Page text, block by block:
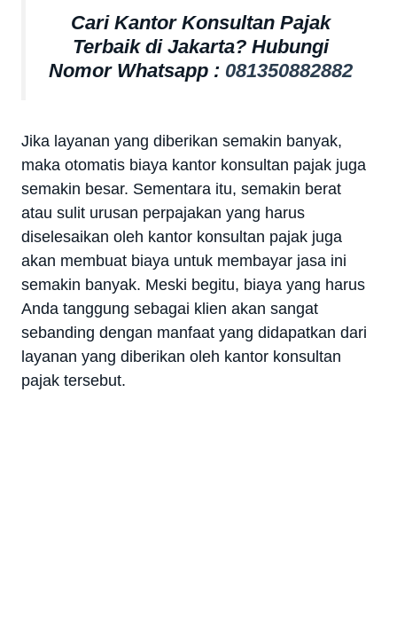
Cari Kantor Konsultan Pajak
Terbaik di Jakarta? Hubungi
Nomor Whatsapp : 081350882882
Jika layanan yang diberikan semakin banyak,
maka otomatis biaya kantor konsultan pajak juga
semakin besar. Sementara itu, semakin berat
atau sulit urusan perpajakan yang harus
diselesaikan oleh kantor konsultan pajak juga
akan membuat biaya untuk membayar jasa ini
semakin banyak. Meski begitu, biaya yang harus
Anda tanggung sebagai klien akan sangat
sebanding dengan manfaat yang didapatkan dari
layanan yang diberikan oleh kantor konsultan
pajak tersebut.